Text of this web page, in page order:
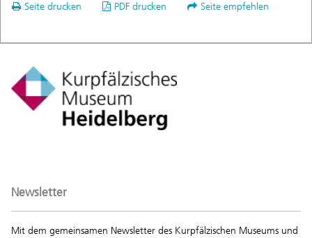
Seite drucken PDF drucken Seite empfehlen
Newsletter
Mit dem gemeinsamen Newsletter des Kurpfälzischen Museums und